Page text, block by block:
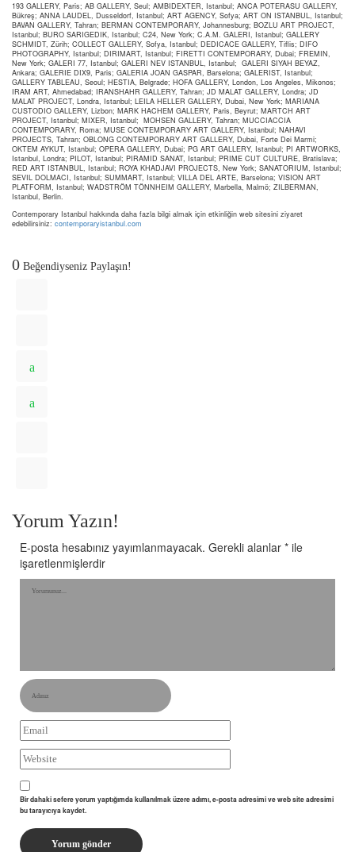
193 GALLERY, Paris; AB GALLERY, Seul; AMBIDEXTER, Istanbul; ANCA POTERASU GALLERY,
Bükreş; ANNA LAUDEL, Dusseldorf, Istanbul; ART AGENCY, Sofya; ART ON ISTANBUL, Istanbul;
BAVAN GALLERY, Tahran; BERMAN CONTEMPORARY, Johannesburg; BOZLU ART PROJECT,
Istanbul; BURO SARIGEDIK, Istanbul; C24, New York; C.A.M. GALERI, Istanbul; GALLERY
SCHMIDT, Zürih; COLLECT GALLERY, Sofya, Istanbul; DEDICACE GALLERY, Tiflis; DIFO
PHOTOGRAPHY, Istanbul; DIRIMART, Istanbul; FIRETTI CONTEMPORARY, Dubai; FREMIN,
New York; GALERI 77, Istanbul; GALERI NEV ISTANBUL, Istanbul; GALERI SIYAH BEYAZ,
Ankara; GALERIE DIX9, Paris; GALERIA JOAN GASPAR, Barselona; GALERIST, Istanbul;
GALLERY TABLEAU, Seoul; HESTIA, Belgrade; HOFA GALLERY, London, Los Angeles, Mikonos;
IRAM ART, Ahmedabad; IRANSHAHR GALLERY, Tahran; JD MALAT GALLERY, Londra; JD
MALAT PROJECT, Londra, Istanbul; LEILA HELLER GALLERY, Dubai, New York; MARIANA
CUSTODIO GALLERY, Lizbon; MARK HACHEM GALLERY, Paris, Beyrut; MARTCH ART
PROJECT, Istanbul; MIXER, Istanbul; MOHSEN GALLERY, Tahran; MUCCIACCIA
CONTEMPORARY, Roma; MUSE CONTEMPORARY ART GALLERY, Istanbul; NAHAVI
PROJECTS, Tahran; OBLONG CONTEMPORARY ART GALLERY, Dubai, Forte Dei Marmi;
OKTEM AYKUT, Istanbul; OPERA GALLERY, Dubai; PG ART GALLERY, Istanbul; PI ARTWORKS,
Istanbul, Londra; PILOT, Istanbul; PIRAMID SANAT, Istanbul; PRIME CUT CULTURE, Bratislava;
RED ART ISTANBUL, Istanbul; ROYA KHADJAVI PROJECTS, New York; SANATORIUM, Istanbul;
SEVIL DOLMACI, Istanbul; SUMMART, Istanbul; VILLA DEL ARTE, Barselona; VISION ART
PLATFORM, Istanbul; WADSTRÖM TÖNNHEIM GALLERY, Marbella, Malmö; ZILBERMAN,
Istanbul, Berlin.
Contemporary Istanbul hakkında daha fazla bilgi almak için etkinliğin web sitesini ziyaret
edebilirsiniz: contemporaryistanbul.com
0 Beğendiyseniz Paylaşın!
Yorum Yazın!
E-posta hesabınız yayımlanmayacak. Gerekli alanlar * ile
işaretlenmişlerdir
Bir dahaki sefere yorum yaptığımda kullanılmak üzere adımı, e-posta adresimi ve web site adresimi
bu tarayıcıya kaydet.